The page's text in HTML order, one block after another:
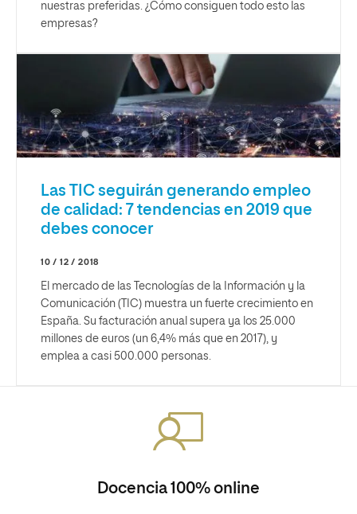
nuestras preferidas. ¿Cómo consiguen todo esto las
empresas?
Las TIC seguirán generando empleo
de calidad: 7 tendencias en 2019 que
debes conocer
10 / 12 / 2018
El mercado de las Tecnologías de la Información y la
Comunicación (TIC) muestra un fuerte crecimiento en
España. Su facturación anual supera ya los 25.000
millones de euros (un 6,4% más que en 2017), y
emplea a casi 500.000 personas.
Docencia 100% online